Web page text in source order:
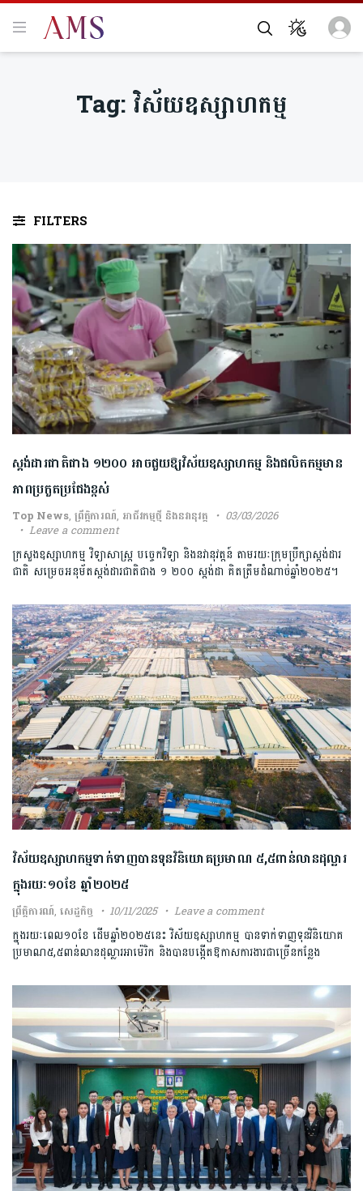
Tag:វិស័យឧស្សាហកម្ម
FILTERS
ស្តង់ដារជាតិជាង ១២០០ អាចជួយឱ្យវិស័យឧស្សាហកម្ម និងផលិតកម្មមាន
ភាពប្រកួតប្រជែងខ្ពស់
Top News, ព្រឹត្តិការណ៍, អាជីវកម្មថ្មី និងនវានុវត្ត 03/03/2026
Leave a comment
ក្រសួងឧស្សាហកម្ម វិទ្យាសាស្ត្រ បច្ចេកវិទ្យា និងនវានុវត្តន៍ តាមរយៈក្រុមប្រឹក្សាស្តង់ដារ
ជាតិ សម្រេចអនុម័តស្តង់ដារជាតិជាង ១ ២០០ ស្តង់ដា គិតត្រឹមដំណាច់ឆ្នាំ២០២៥។
វិស័យឧស្សាហកម្ម​ទាក់ទាញ​បានទុនវិនិយោគ​ប្រមាណ ៥,៥ពាន់លានដុល្លារ​
ក្នុង​រយៈ១០ខែ​ ឆ្នាំ២០២៥​
ព្រឹត្តិការណ៍,សេដ្ឋកិច្ច 10/11/2025 Leave a comment
ក្នុងរយៈពេល១០ខែ ដើមឆ្នាំ២០២៥​នេះ វិស័យឧស្សាហកម្ម ​បានទាក់ទាញ​ទុនវិនិយោគ​
ប្រមាណ​៥,៥ពាន់​លានដុល្លារអាម៉េរិក​ និង​បានបង្កើតឱកាសការងារ​ជាច្រើន​កន្លែង